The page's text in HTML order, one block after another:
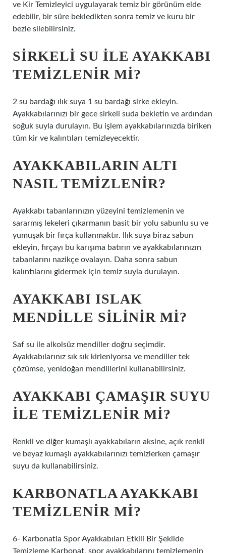
ve Kir Temizleyici uygulayarak temiz bir görünüm elde
edebilir, bir süre bekledikten sonra temiz ve kuru bir
bezle silebilirsiniz.
SIRKELI SU ILE AYAKKABI
TEMIZLENIR MI?
2 su bardağı ılık suya 1 su bardağı sirke ekleyin.
Ayakkabılarınızı bir gece sirkeli suda bekletin ve ardından
soğuk suyla durulayın. Bu işlem ayakkabılarınızda biriken
tüm kir ve kalıntıları temizleyecektir.
AYAKKABILARIN ALTI
NASIL TEMIZLENIR?
Ayakkabı tabanlarınızın yüzeyini temizlemenin ve
sararmış lekeleri çıkarmanın basit bir yolu sabunlu su ve
yumuşak bir fırça kullanmaktır. Ilık suya biraz sabun
ekleyin, fırçayı bu karışıma batırın ve ayakkabılarınızın
tabanlarını nazikçe ovalayın. Daha sonra sabun
kalıntılarını gidermek için temiz suyla durulayın.
AYAKKABI ISLAK
MENDILLE SILINIR MI?
Saf su ile alkolsüz mendiller doğru seçimdir.
Ayakkabılarınız sık sık kirleniyorsa ve mendiller tek
çözümse, yenidoğan mendillerini kullanabilirsiniz.
AYAKKABI ÇAMAŞIR SUYU
ILE TEMIZLENIR MI?
Renkli ve diğer kumaşlı ayakkabıların aksine, açık renkli
ve beyaz kumaşlı ayakkabılarınızı temizlerken çamaşır
suyu da kullanabilirsiniz.
KARBONATLA AYAKKABI
TEMIZLENIR MI?
6- Karbonatla Spor Ayakkabıları Etkili Bir Şekilde
Temizleme Karbonat, spor ayakkabılarını temizlemenin